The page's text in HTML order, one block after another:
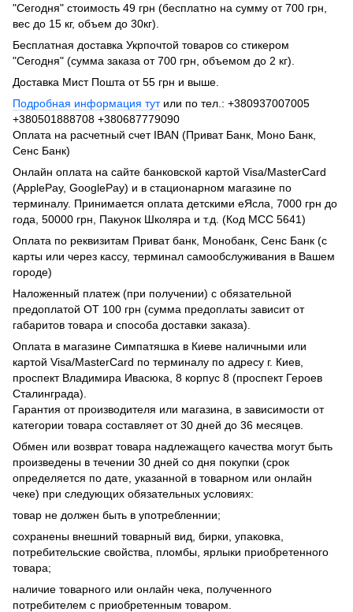
"Сегодня" стоимость 49 грн (бесплатно на сумму от 700 грн,
вес до 15 кг, объем до 30кг).
Бесплатная доставка Укрпочтой товаров со стикером
"Сегодня" (сумма заказа от 700 грн, объемом до 2 кг).
Доставка Мист Пошта от 55 грн и выше.
Подробная информация тутили по тел.: +380937007005
+380501888708 +380687779090
Оплата на расчетный счет IBAN (Приват Банк, Моно Банк,
Сенс Банк)
Онлайн оплата на сайте банковской картой Visa/MasterCard
(ApplePay, GooglePay) и в стационарном магазине по
терминалу. Принимается оплата детскими еЯсла, 7000 грн до
года, 50000 грн, Пакунок Школяра и т.д. (Код МСС 5641)
Оплата по реквизитам Приват банк, Монобанк, Сенс Банк (с
карты или через кассу, терминал самообслуживания в Вашем
городе)
Наложенный платеж (при получении) с обязательной
предоплатой ОТ 100 грн (сумма предоплаты зависит от
габаритов товара и способа доставки заказа).
Оплата в магазине Симпатяшка в Киеве наличными или
картой Visa/MasterCard по терминалу по адресу г. Киев,
проспект Владимира Ивасюка, 8 корпус 8 (проспект Героев
Сталинграда).
Гарантия от производителя или магазина, в зависимости от
категории товара составляет от 30 дней до 36 месяцев.
Обмен или возврат товара надлежащего качества могут быть
произведены в течении 30 дней со дня покупки (срок
определяется по дате, указанной в товарном или онлайн
чеке) при следующих обязательных условиях:
товар не должен быть в употребленнии;
сохранены внешний товарный вид, бирки, упаковка,
потребительские свойства, пломбы, ярлыки приобретенного
товара;
наличие товарного или онлайн чека, полученного
потребителем с приобретенным товаром.